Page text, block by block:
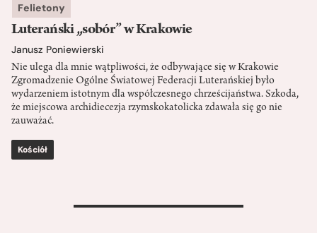
Felietony
Luterański „sobór” w Krakowie
Janusz Poniewierski
Nie ulega dla mnie wątpliwości, że odbywające się w Krakowie
Zgromadzenie Ogólne Światowej Federacji Luterańskiej było
wydarzeniem istotnym dla współczesnego chrześcijaństwa. Szkoda,
że miejscowa archidiecezja rzymskokatolicka zdawała się go nie
zauważać.
Kościół
>